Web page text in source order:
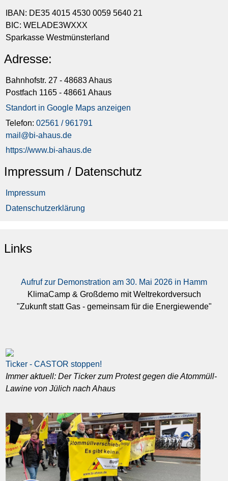
IBAN: DE35 4015 4530 0059 5640 21
BIC: WELADE3WXXX
Sparkasse Westmünsterland
Adresse:
Bahnhofstr. 27 - 48683 Ahaus
Postfach 1165 - 48661 Ahaus
Standort in Google Maps anzeigen
Telefon:02561 / 961791
mail@bi-ahaus.de
https://www.bi-ahaus.de
Impressum / Datenschutz
Impressum
Datenschutzerklärung
Links
Aufruf zur Demonstration am 30. Mai 2026 in Hamm
KlimaCamp & Großdemo mit Weltrekordversuch
"Zukunft statt Gas - gemeinsam für die Energiewende"
Ticker - CASTOR stoppen!
Immer aktuell: Der Ticker zum Protest gegen die Atommüll-
Lawine von Jülich nach Ahaus